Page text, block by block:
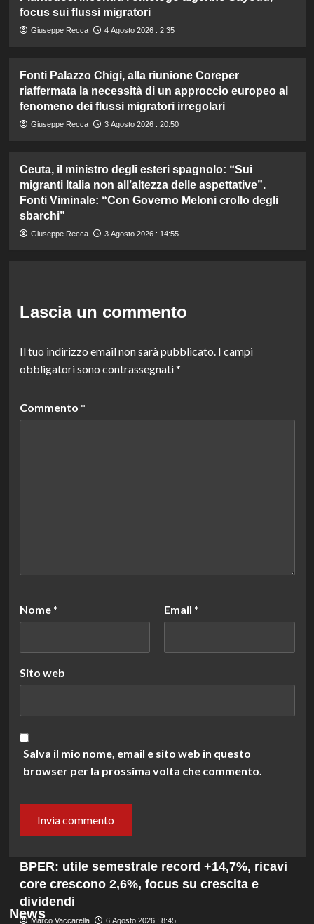
focus sui flussi migratori
Giuseppe Recca 4 Agosto 2026 : 2:35
Fonti Palazzo Chigi, alla riunione Coreper
riaffermata la necessità di un approccio europeo al
fenomeno dei flussi migratori irregolari
Giuseppe Recca 3 Agosto 2026 : 20:50
Ceuta, il ministro degli esteri spagnolo: “Sui
migranti Italia non all’altezza delle aspettative”.
Fonti Viminale: “Con Governo Meloni crollo degli
sbarchi”
Giuseppe Recca 3 Agosto 2026 : 14:55
Lascia un commento
Il tuo indirizzo email non sarà pubblicato. I campi
obbligatori sono contrassegnati*
Commento *
Nome * Email *
Sito web
Salva il mio nome, email e sito web in questo
browser per la prossima volta che commento.
News
BPER: utile semestrale record +14,7%, ricavi
core crescono 2,6%, focus su crescita e
dividendi
Marco Vaccarella 6 Agosto 2026 : 8:45